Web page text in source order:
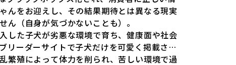
んをお迎えし、その結果期待とは異なる現実
ん（自身が気づかないことも）。
した子犬が劣悪な環境で育ち、健康面や社会
リーダーサイトで子犬だけを可愛く掲載され
繁殖によって体力を削られ、苦しい環境で過